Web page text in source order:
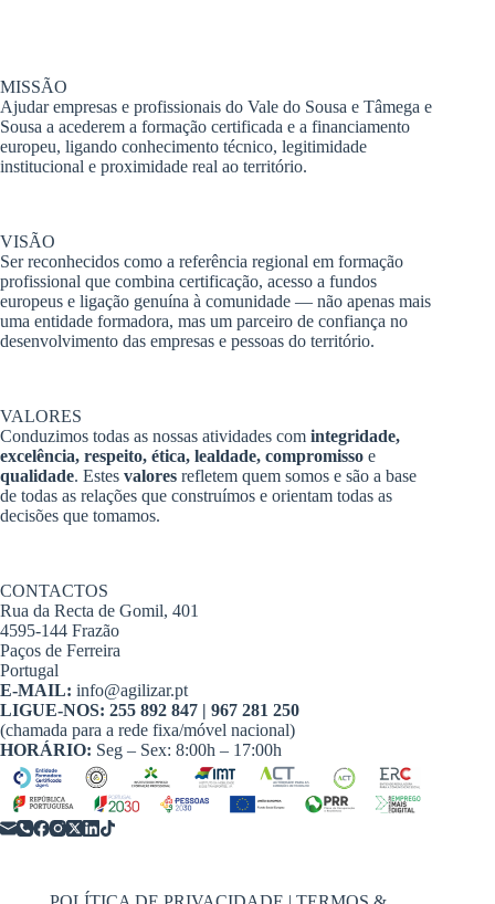
MISSÃO
Ajudar empresas e profissionais do Vale do Sousa e Tâmega e
Sousa a acederem a formação certificada e a financiamento
europeu, ligando conhecimento técnico, legitimidade
institucional e proximidade real ao território.
VISÃO
Ser reconhecidos como a referência regional em formação
profissional que combina certificação, acesso a fundos
europeus e ligação genuína à comunidade — não apenas mais
uma entidade formadora, mas um parceiro de confiança no
desenvolvimento das empresas e pessoas do território.
VALORES
Conduzimos todas as nossas atividades com integridade,
excelência, respeito, ética, lealdade, compromisso e
qualidade. Estes valores refletem quem somos e são a base
de todas as relações que construímos e orientam todas as
decisões que tomamos.
CONTACTOS
Rua da Recta de Gomil, 401
4595-144 Frazão
Paços de Ferreira
Portugal
E-MAIL: info@agilizar.pt
LIGUE-NOS: 255 892 847 | 967 281 250
(chamada para a rede fixa/móvel nacional)
HORÁRIO: Seg – Sex: 8:00h – 17:00h